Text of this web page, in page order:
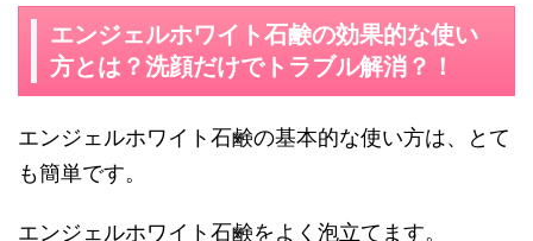
エンジェルホワイト石鹸の効果的な使い
方とは？洗顔だけでトラブル解消？！
エンジェルホワイト石鹸の基本的な使い方は、とて
も簡単です。
エンジェルホワイト石鹸をよく泡立てます。